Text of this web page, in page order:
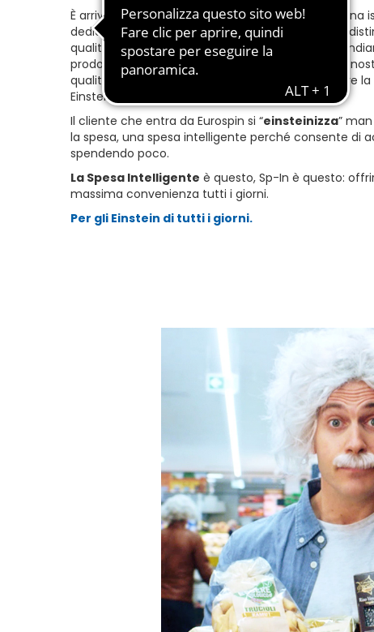
È arrivata la seconda puntata della della campagna
dedicata alla missione che da sempre ci
qualità alla massima convenienza tutti i
prodotti a marchio nostro perché vogliamo che i
qualità del prodotto e niente altro. Sono loro a fare la
Einstein di tutti i giorni
Il cliente che entra da Eurospin si “einsteinizza”
la spesa, una spesa intelligente perché consente di
spendendo poco.
La Spesa Intelligente è questo, Sp-In è questo:
massima convenienza tutti i giorni.
Per gli Einstein di tutti i giorni.